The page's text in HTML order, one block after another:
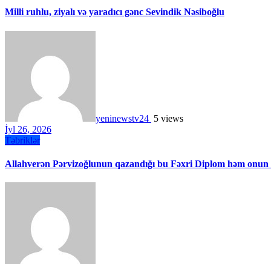
Milli ruhlu, ziyalı və yaradıcı gənc Sevindik Nəsiboğlu
yeninewstv24 5 views
İyl 26, 2026
Təbriklər
Allahverən Pərvizoğlunun qazandığı bu Fəxri Diplom həm